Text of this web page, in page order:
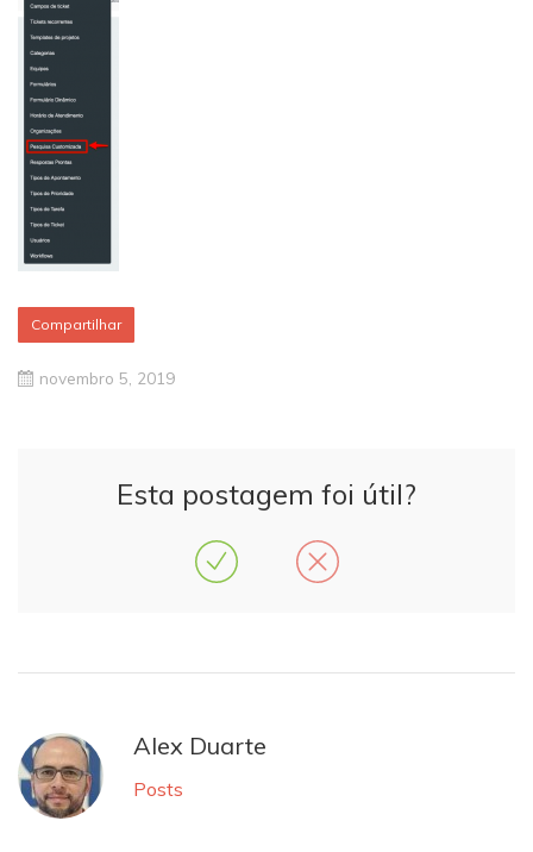
Compartilhar
novembro 5, 2019
Esta postagem foi útil?
Alex Duarte
Posts